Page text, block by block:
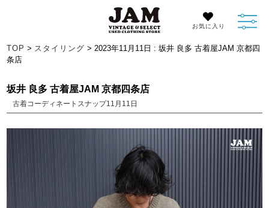
お気に入り
TOP > スタイリング > 2023年11月11日 : 坂井 良多 古着屋JAM 京都四
条店
坂井 良多 古着屋JAM 京都四条店
古着コーディネートスナップ11月11日